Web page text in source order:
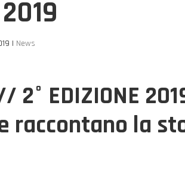
| News
2° EDIZIONE
raccontano la